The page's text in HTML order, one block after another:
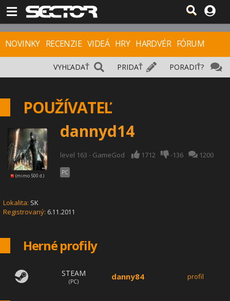
NOVINKY RECENZIE VIDEÁ HRY HARDVÉR FÓRUM
PORADIŤ?
PRIDAŤ
VYHĽADAŤ
POUŽÍVATEĽ
(mimo 500 d.)
dannyd14
level 163 - GameGod 1712 -136 1200
PC
Lokalita: SK
Registrovaný: 6.11.2011
Herné profily
STEAM
(PC) danny84 profil